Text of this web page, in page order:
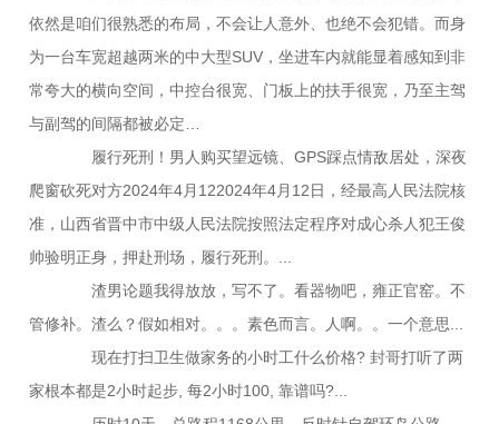
依然是咱们很熟悉的布局，不会让人意外、也绝不会犯错。而身
为一台车宽超越两米的中大型SUV，坐进车内就能显着感知到非
常夸大的横向空间，中控台很宽、门板上的扶手很宽，乃至主驾
与副驾的间隔都被必定…
履行死刑！男人购买望远镜、GPS踩点情敌居处，深夜
爬窗砍死对方2024年4月122024年4月12日，经最高人民法院核
准，山西省晋中市中级人民法院按照法定程序对成心杀人犯王俊
帅验明正身，押赴刑场，履行死刑。...
渣男论题我得放放，写不了。看器物吧，雍正官窑。不
管修补。渣么？假如相对。。。素色而言。人啊。。一个意思...
现在打扫卫生做家务的小时工什么价格? 封哥打听了两
家根本都是2小时起步, 每2小时100, 靠谱吗?...